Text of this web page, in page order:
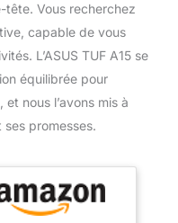
tête. Vous recherchez
capable de vous
L’ASUS TUF A15 se
équilibrée pour
nous l’avons mis à
ses promesses.